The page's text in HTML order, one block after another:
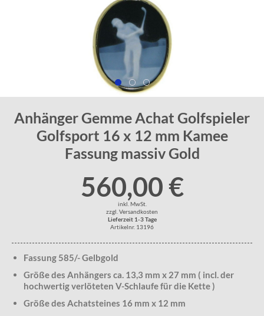
Anhänger Gemme Achat Golfspieler
Golfsport 16 x 12 mm Kamee
Fassung massiv Gold
560,00 €
inkl. MwSt.
zzgl. Versandkosten
Lieferzeit 1-3 Tage
Artikelnr. 13196
Fassung 585/- Gelbgold
Größe des Anhängers ca. 13,3 mm x 27 mm ( incl. der
hochwertig verlöteten V-Schlaufe für die Kette )
Größe des Achatsteines 16 mm x 12 mm